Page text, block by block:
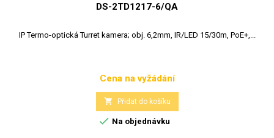
DS-2TD1217-6/QA
IP Termo-optická Turret kamera; obj. 6,2mm, IR/LED 15/30m, PoE+,...
Cena
Cena na vyžádání
 Přidat do košíku
 Na objednávku